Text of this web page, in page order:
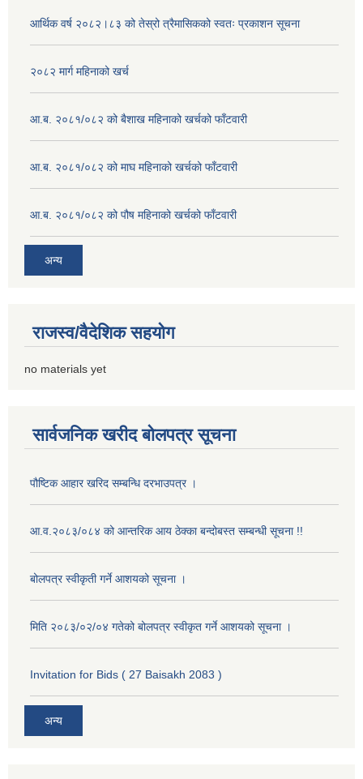
आर्थिक वर्ष २०८२।८३ को तेस्रो त्रैमासिकको स्वतः प्रकाशन सूचना
२०८२ मार्ग महिनाको खर्च
आ.ब. २०८१/०८२ को बैशाख महिनाको खर्चको फाँटवारी
आ.ब. २०८१/०८२ को माघ महिनाको खर्चको फाँटवारी
आ.ब. २०८१/०८२ को पौष महिनाको खर्चको फाँटवारी
अन्य
राजस्व/वैदेशिक सहयोग
no materials yet
सार्वजनिक खरीद बोलपत्र सूचना
पौष्टिक आहार खरिद सम्बन्धि दरभाउपत्र ।
आ.व.२०८३/०८४ को आन्तरिक आय ठेक्का बन्दोबस्त सम्बन्धी सूचना !!
बोलपत्र स्वीकृती गर्ने आशयको सूचना ।
मिति २०८३/०२/०४ गतेको बोलपत्र स्वीकृत गर्ने आशयको सूचना ।
Invitation for Bids ( 27 Baisakh 2083 )
अन्य